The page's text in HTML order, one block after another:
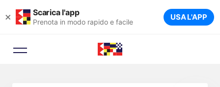
× Scarica l'app
Prenota in modo rapido e facile USA L'APP